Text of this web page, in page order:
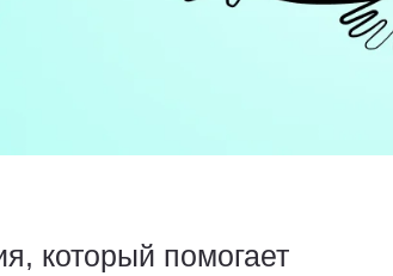
который помогает